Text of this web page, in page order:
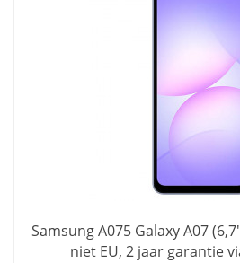
Samsung A075 Galaxy A07
niet EU, 2 jaar garantie